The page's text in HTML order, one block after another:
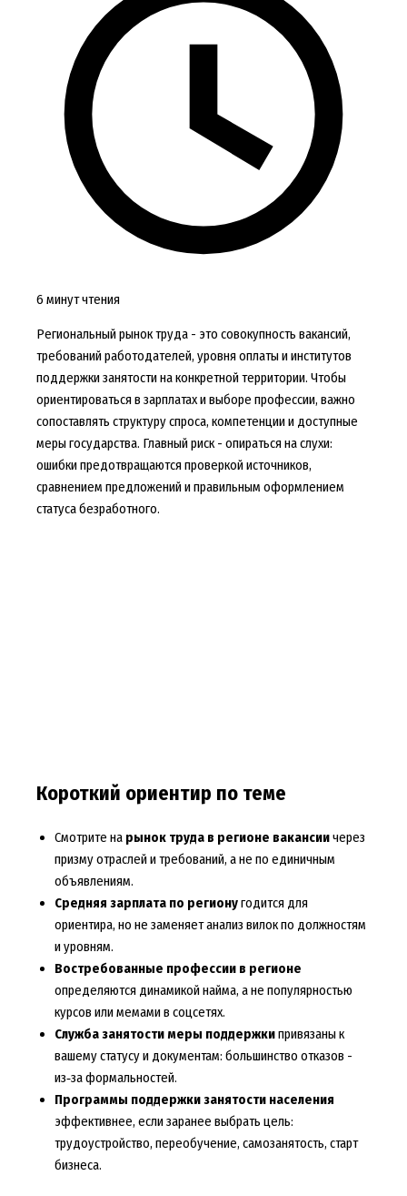
6 минут чтения
Региональный рынок труда - это совокупность вакансий,
требований работодателей, уровня оплаты и институтов
поддержки занятости на конкретной территории. Чтобы
ориентироваться в зарплатах и выборе профессии, важно
сопоставлять структуру спроса, компетенции и доступные
меры государства. Главный риск - опираться на слухи:
ошибки предотвращаются проверкой источников,
сравнением предложений и правильным оформлением
статуса безработного.
Короткий ориентир по теме
Смотрите на рынок труда в регионе вакансиичерез
призму отраслей и требований, а не по единичным
объявлениям.
Средняя зарплата по регионугодится для
ориентира, но не заменяет анализ вилок по должностям
и уровням.
Востребованные профессии в регионе
определяются динамикой найма, а не популярностью
курсов или мемами в соцсетях.
Служба занятости меры поддержкипривязаны к
вашему статусу и документам: большинство отказов -
из‑за формальностей.
Программы поддержки занятости населения
эффективнее, если заранее выбрать цель:
трудоустройство, переобучение, самозанятость, старт
бизнеса.